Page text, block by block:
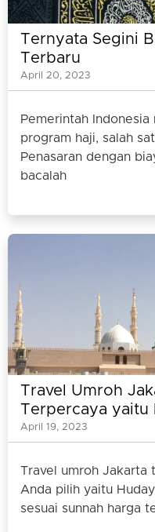
Ternyata Segini
Terbaru
April 20, 2023
Pemerintah
program haji, salah
Penasaran dengan
bacalah
Travel Umroh
Terpercaya yaitu
April 19, 2023
Travel umroh Jakarta
Anda pilih yaitu
sesuai sunnah harga